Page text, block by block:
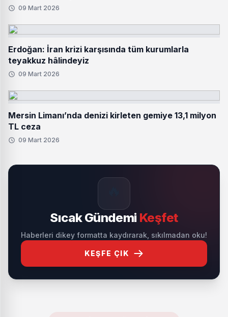
09 Mart 2026
Erdoğan: İran krizi karşısında tüm kurumlarla
teyakkuz hâlindeyiz
09 Mart 2026
Mersin Limanı’nda denizi kirleten gemiye 13,1 milyon
TL ceza
09 Mart 2026
Sıcak Gündemi Keşfet
Haberleri dikey formatta kaydırarak, sıkılmadan oku!
KEŞFE ÇIK